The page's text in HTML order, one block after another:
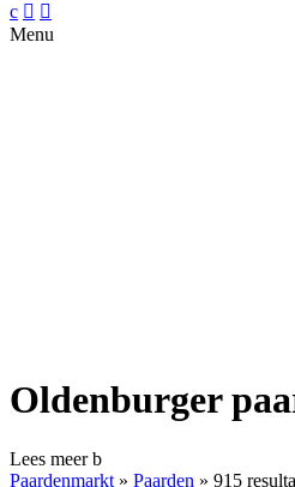
c  
Menu
Oldenburger
Lees meerb
Paardenmarkt » Paarden » 915